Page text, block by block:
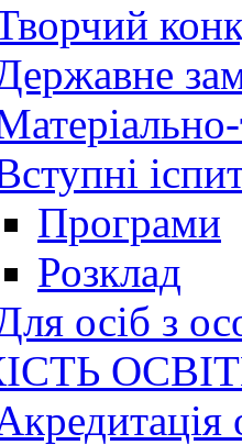
Програми
Розклад
осіб з